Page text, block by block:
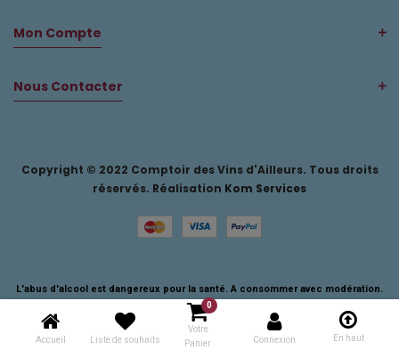
Mon Compte
Nous Contacter
Copyright © 2022 Comptoir des Vins d'Ailleurs. Tous droits
réservés. Réalisation Kom Services
L'abus d'alcool est dangereux pour la santé. A consommer avec modération.
Accueil Liste de souhaits
0
Votre
Panier
Connexion En haut